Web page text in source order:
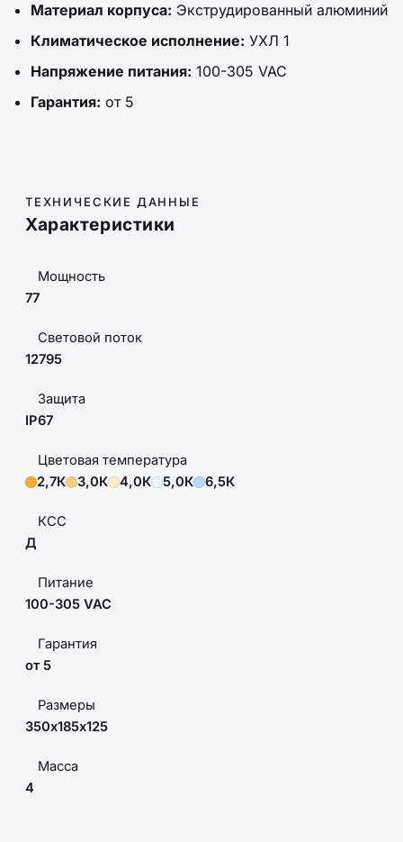
Материал корпуса: Экструдированный алюминий
Климатическое исполнение: УХЛ 1
Напряжение питания: 100-305 VAC
Гарантия: от 5
ТЕХНИЧЕСКИЕ ДАННЫЕ
Характеристики
Мощность
77
Световой поток
12795
Защита
IP67
Цветовая температура
2,7К
3,0К 4,0К 5,0К 6,5К
КСС
Д
Питание
100-305 VAC
Гарантия
от 5
Размеры
350х185х125
Масса
4